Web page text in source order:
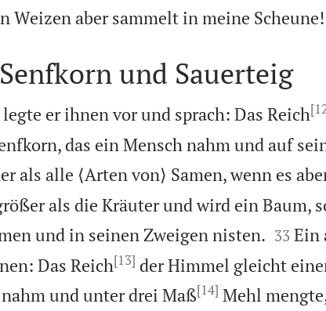
Weizen aber sammelt in meine Scheune!
und Sauerteig
er ihnen vor und sprach: Das Reich
das ein Mensch nahm und auf
als alle ⟨Arten von⟩ Samen, wenn es
als die Kräuter und wird ein Baum,
und in seinen Zweigen nisten.
33 Ein
Das Reich[13] der Himmel gleicht
und unter drei Maß[14] Mehl